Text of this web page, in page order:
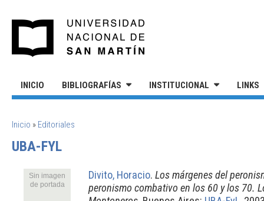
INICIO BIBLIOGRAFÍAS INSTITUCIONAL LINKS
SE ENCUENTRA USTED AQUÍ
Inicio » Editoriales
UBA-FYL
Sin imagen
de portada
Divito, Horacio. Los márgenes del
peronismo combativo en los 60 y los 70.